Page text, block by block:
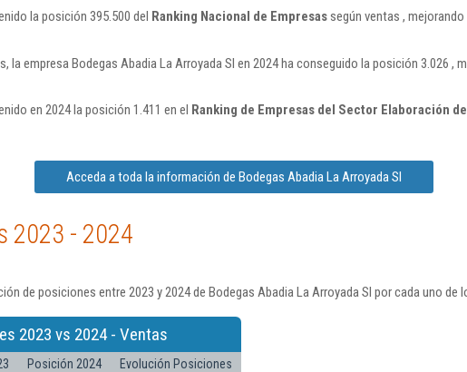
la posición 395.500 del Ranking Nacional de Empresassegún ventas ,
la empresa Bodegas Abadia La Arroyada Sl en 2024 ha conseguido la posición 3.026 ,
en 2024 la posición 1.411 en el Ranking de Empresas del Sector Elaboración
Acceda a toda la información de Bodegas Abadia La Arroyada Sl
2023 - 2024
de posiciones entre 2023 y 2024 de Bodegas Abadia La Arroyada Sl por cada uno de
2023 vs 2024 - Ventas
Posición 2024
Evolución Posiciones